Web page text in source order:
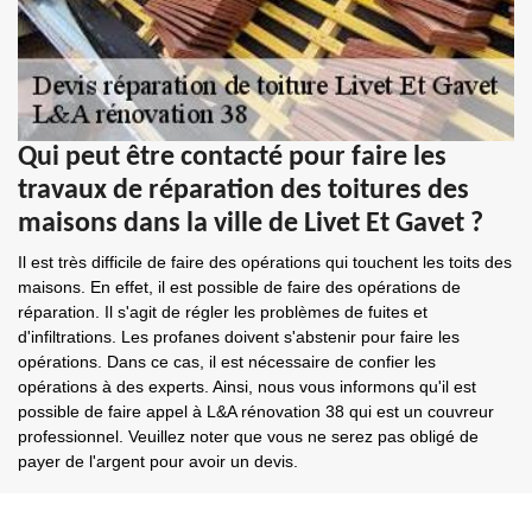
Qui peut être contacté pour faire les
travaux de réparation des toitures des
maisons dans la ville de Livet Et Gavet ?
Il est très difficile de faire des opérations qui touchent les toits des
maisons. En effet, il est possible de faire des opérations de
réparation. Il s'agit de régler les problèmes de fuites et
d'infiltrations. Les profanes doivent s'abstenir pour faire les
opérations. Dans ce cas, il est nécessaire de confier les
opérations à des experts. Ainsi, nous vous informons qu'il est
possible de faire appel à L&A rénovation 38 qui est un couvreur
professionnel. Veuillez noter que vous ne serez pas obligé de
payer de l'argent pour avoir un devis.